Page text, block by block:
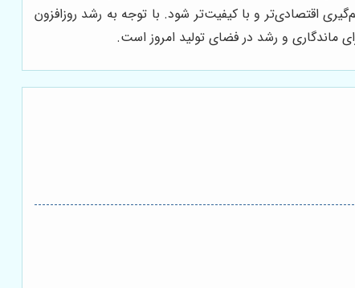
اقتصادی‌تر و با کیفیت‌تر شود. با توجه به رشد روزافزون
ماندگاری و رشد در فضای تولید امروز است.